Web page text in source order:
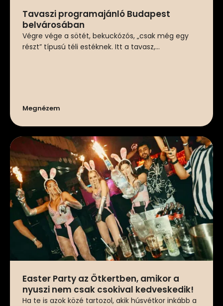
Tavaszi programajánló Budapest
belvárosában
Végre vége a sötét, bekuckózós, „csak még egy
részt” típusú téli estéknek. Itt a tavasz,...
Megnézem
Easter Party az Ötkertben, amikor a
nyuszi nem csak csokival kedveskedik!
Ha te is azok közé tartozol, akik húsvétkor inkább a